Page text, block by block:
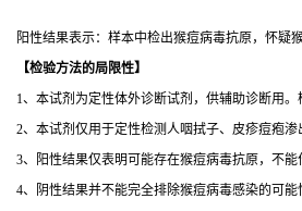
阳性结果表示：样本中检出猴痘病毒抗原，怀疑
【检验方法的局限性】
1、本试剂为定性体外诊断试剂，供辅助诊断用
2、本试剂仅用于定性检测人咽拭子、皮疹痘疱渗
3、阳性结果仅表明可能存在猴痘病毒抗原，不能
4、阴性结果并不能完全排除猴痘病毒感染的可